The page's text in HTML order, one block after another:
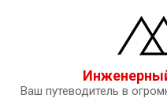
Ваш путеводитель в